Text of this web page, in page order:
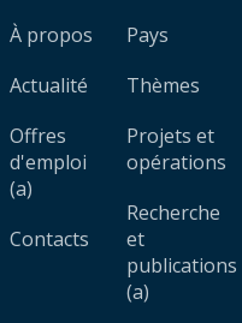
À propos
Actualité
Offres
d'emploi
(a)
Contacts
Pays
Thèmes
Projets et
opérations
Recherche
et
publications
(a)